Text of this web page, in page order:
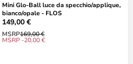
Mini Glo-Ball luce da specchio/applique,
bianco/opale - FLOS
149,00 €
MSRP169,00 €
MSRP -20,00 €